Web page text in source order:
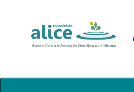
Skip